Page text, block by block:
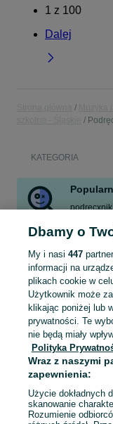
1 z 100
Dalej
KATEGORIA
chemia
nowa
Mapa kategorii
Mapa miejscowości
Mapa ministron
Popularne wyszukiwania
Dbamy o
My i nasi 447
informacji na
plikach cookie w
Użytkownik może
klikając poniżej lub
prywatności. Te
nie będą miały
Polityka
Wraz z naszymi
zapewnienia:
Użycie dokładnych
skanowanie
Rozumienie